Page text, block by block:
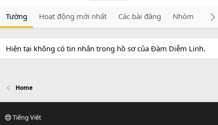
Tường Hoạt động mới nhất Các bài đăng Nhóm
Hiện tại không có tin nhắn trong hồ sơ của Đàm Diễm Linh.
Home
Tiếng Việt